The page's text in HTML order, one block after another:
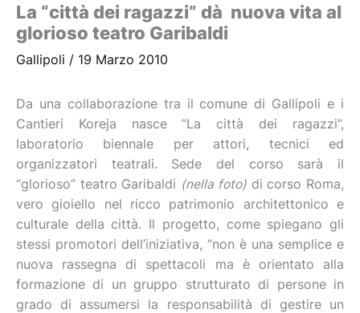
La “città dei ragazzi” dà nuova vita al
glorioso teatro Garibaldi
Gallipoli / 19 Marzo 2010
Da una collaborazione tra il comune di Gallipoli e i
Cantieri Koreja nasce “La città dei ragazzi”,
laboratorio biennale per attori, tecnici ed
organizzatori teatrali. Sede del corso sarà il
“glorioso” teatro Garibaldi (nella foto)di corso Roma,
vero gioiello nel ricco patrimonio architettonico e
culturale della città. Il progetto, come spiegano gli
stessi promotori dell’iniziativa, “non è una semplice e
nuova rassegna di spettacoli ma è orientato alla
formazione di un gruppo strutturato di persone in
grado di assumersi la responsabilità di gestire un